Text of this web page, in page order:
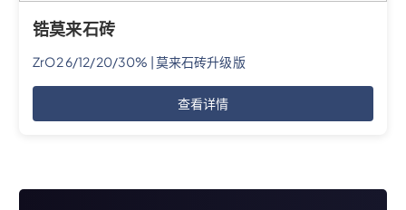
锆莫来石砖
ZrO2 6/12/20/30% | 莫来石砖升级版
查看详情